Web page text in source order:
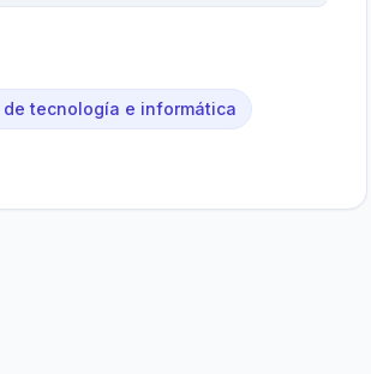
tecnología e informática